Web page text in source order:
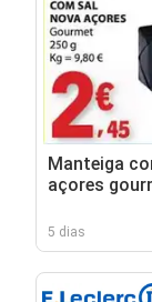
Manteiga
açores
5 dias